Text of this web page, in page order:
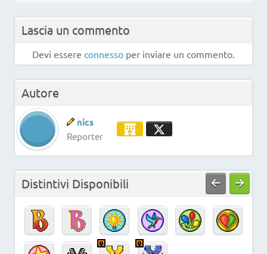
Lascia un commento
Devi essere connesso per inviare un commento.
Autore
nics
Reporter
Distintivi Disponibili